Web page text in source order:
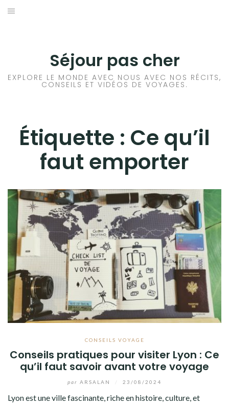
Aller
Séjour pas cher
EXPLORE LE MONDE AVEC NOUS AVEC NOS RÉCITS,
CONSEILS ET VIDÉOS DE VOYAGES.
Étiquette : Ce qu’il
faut emporter
CONSEILS VOYAGE
Conseils pratiques pour visiter Lyon : Ce
qu’il faut savoir avant votre voyage
par ARSALAN 23/08/2024
Lyon est une ville fascinante, riche en histoire, culture, et
HÔTEL
RANDONNÉE
TRANSPORTS